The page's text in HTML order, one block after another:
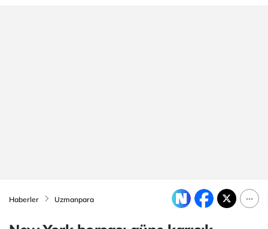
Haberler Uzmanpara